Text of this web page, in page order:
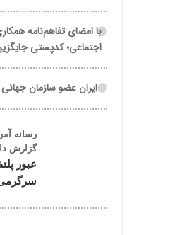
با امضای تفاهم‌نامه
اجتماعی؛ کدپستی
ایران عضو سازمان
رسانه
گزارش
عبور